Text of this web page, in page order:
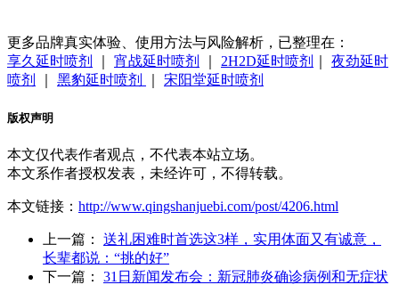
更多品牌真实体验、使用方法与风险解析，已整理在：
享久延时喷剂
宵战延时喷剂 2H2D延时喷剂
夜劲延时
喷剂
黑豹延时喷剂 宋阳堂延时喷剂
版权声明
本文仅代表作者观点，不代表本站立场。
本文系作者授权发表，未经许可，不得转载。
本文链接： http://www.qingshanjuebi.com/post/4206.html
上一篇： 送礼困难时首选这3样，实用体面又有诚意，
长辈都说：“挑的好”
下一篇： 31日新闻发布会：新冠肺炎确诊病例和无症状